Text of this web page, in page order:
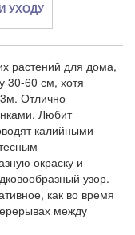
УХОДУ
растений для дома,
30-60 см, хотя
Отлично
Любит
калийными
-
окраску и
узор.
как во время
между